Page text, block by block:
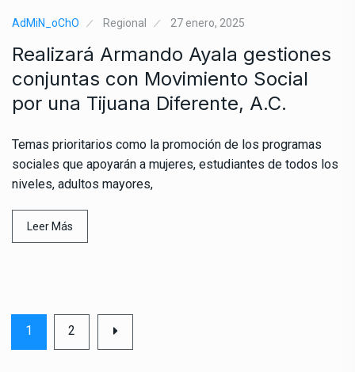
AdMiN_oChO Regional 27 enero, 2025
Realizará Armando Ayala gestiones
conjuntas con Movimiento Social
por una Tijuana Diferente, A.C.
Temas prioritarios como la promoción de los programas
sociales que apoyarán a mujeres, estudiantes de todos los
niveles, adultos mayores,
Leer Más
1 2